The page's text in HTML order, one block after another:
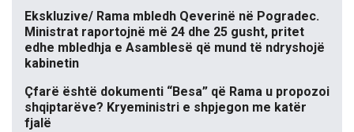
Ekskluzive/ Rama mbledh Qeverinë në Pogradec.
Ministrat raportojnë më 24 dhe 25 gusht, pritet
edhe mbledhja e Asamblesë që mund të ndryshojë
kabinetin
Çfarë është dokumenti “Besa” që Rama u propozoi
shqiptarëve? Kryeministri e shpjegon me katër
fjalë